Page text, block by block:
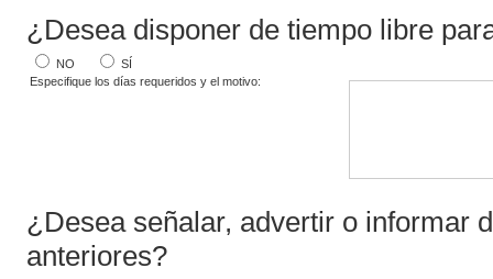
¿Desea disponer de tiempo libre
NO
SÍ
Especifique los días requeridos y el motivo:
¿Desea señalar, advertir o informar
anteriores?